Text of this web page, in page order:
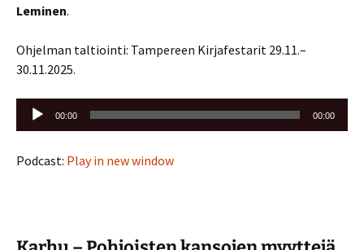
Leminen.
Ohjelman taltiointi: Tampereen Kirjafestarit 29.11.–
30.11.2025.
Äänitoistin
00:00 00:00
Podcast: Play in new window